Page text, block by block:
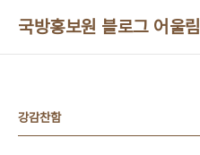
국방홍보원 블로그 어울림
강감찬함